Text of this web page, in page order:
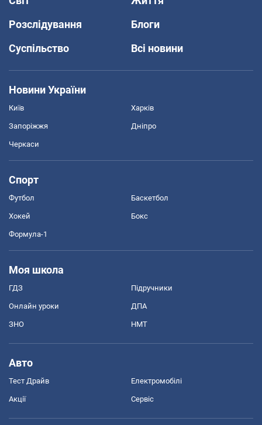
Розслідування
Блоги
Суспільство
Всі новини
Новини України
Київ Харків
Запоріжжя Дніпро
Черкаси
Спорт
Футбол Баскетбол
Хокей Бокс
Формула-1
Моя школа
ГДЗ Підручники
Онлайн уроки ДПА
ЗНО НМТ
Авто
Тест Драйв Електромобілі
Акції Сервіс